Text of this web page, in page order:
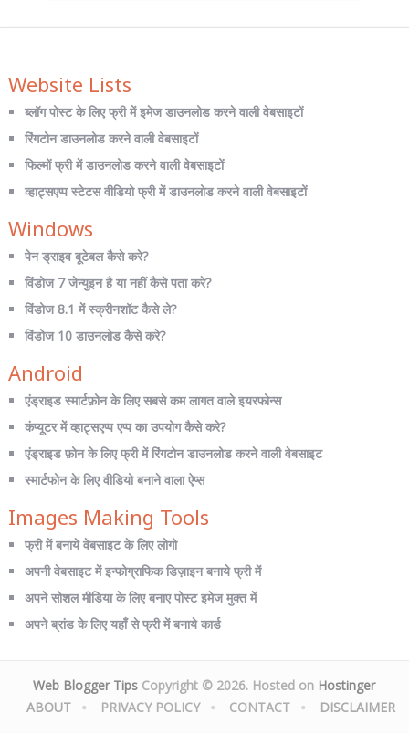
Website Lists
ब्लॉग पोस्ट के लिए फ्री में इमेज डाउनलोड करने वाली वेबसाइटों
रिंगटोन डाउनलोड करने वाली वेबसाइटों
फिल्मों फ्री में डाउनलोड करने वाली वेबसाइटों
व्हाट्सएप्प स्टेटस वीडियो फ्री में डाउनलोड करने वाली वेबसाइटों
Windows
पेन ड्राइव बूटेबल कैसे करे?
विंडोज 7 जेन्युइन है या नहीं कैसे पता करे?
विंडोज 8.1 में स्क्रीनशॉट कैसे ले?
विंडोज 10 डाउनलोड कैसे करे?
Android
एंड्राइड स्मार्टफ़ोन के लिए सबसे कम लागत वाले इयरफोन्स
कंप्यूटर में व्हाट्सएप्प एप्प का उपयोग कैसे करे?
एंड्राइड फ़ोन के लिए फ्री में रिंगटोन डाउनलोड करने वाली वेबसाइट
स्मार्टफोन के लिए वीडियो बनाने वाला ऐप्स
Images Making Tools
फ्री में बनाये वेबसाइट के लिए लोगो
अपनी वेबसाइट में इन्फोग्राफिक डिज़ाइन बनाये फ्री में
अपने सोशल मीडिया के लिए बनाए पोस्ट इमेज मुक्त में
अपने ब्रांड के लिए यहाँ से फ्री में बनाये कार्ड
Web Blogger Tips Copyright © 2026. Hosted on Hostinger
ABOUT
PRIVACY POLICY CONTACT DISCLAIMER